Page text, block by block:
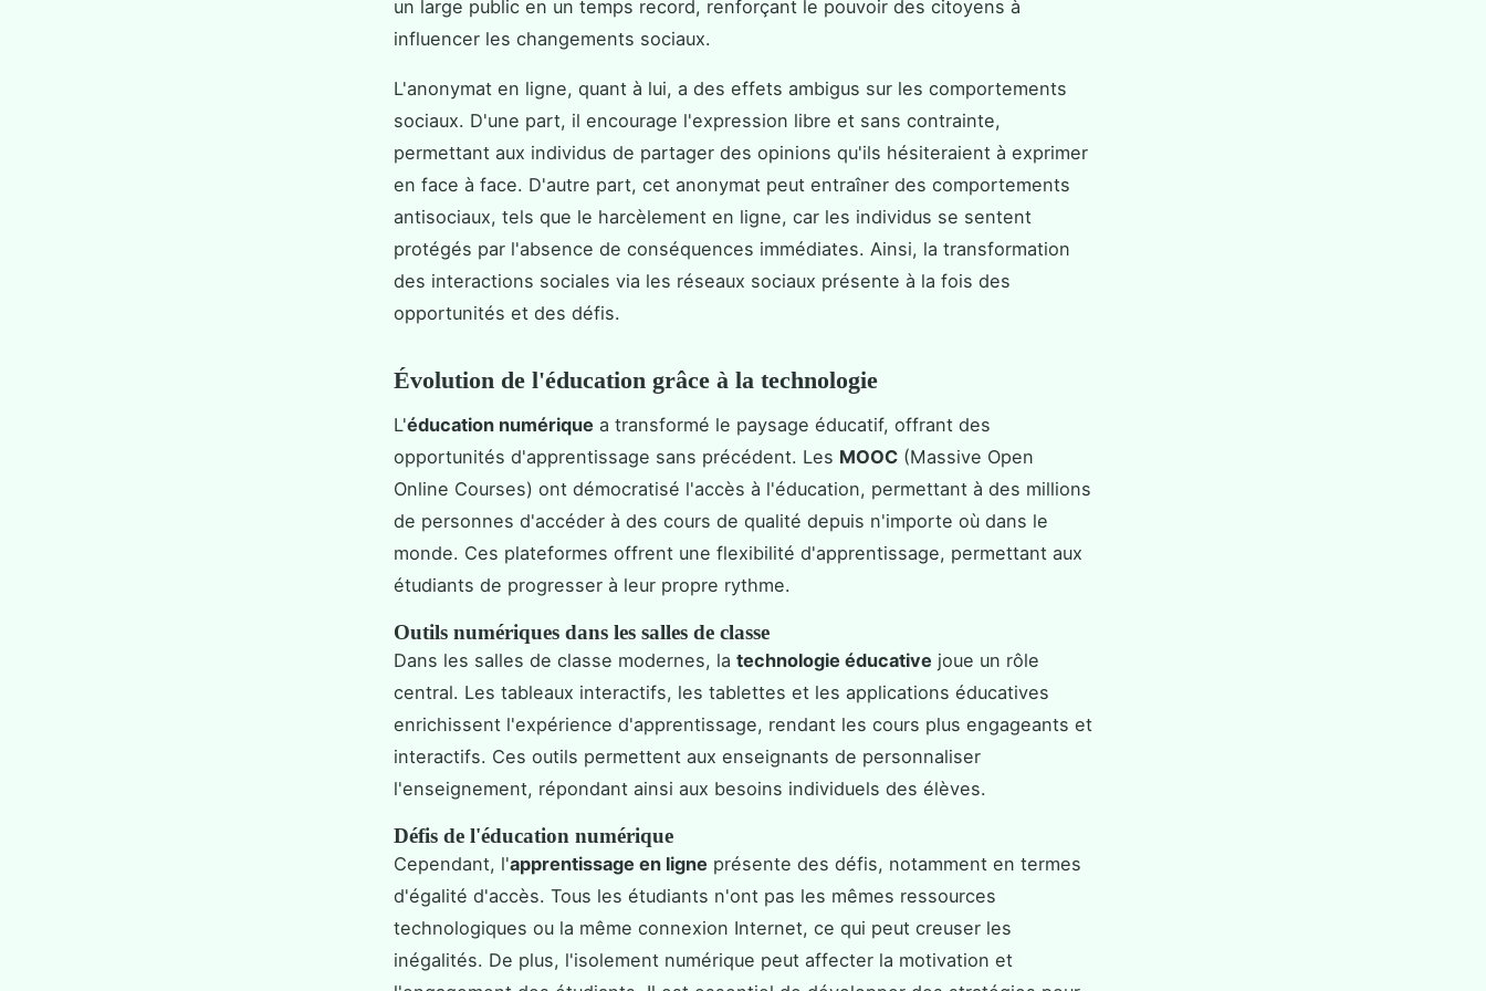
un large public en un temps record, renforçant le pouvoir des citoyens à
influencer les changements sociaux.
L'anonymat en ligne, quant à lui, a des effets ambigus sur les comportements
sociaux. D'une part, il encourage l'expression libre et sans contrainte,
permettant aux individus de partager des opinions qu'ils hésiteraient à exprimer
en face à face. D'autre part, cet anonymat peut entraîner des comportements
antisociaux, tels que le harcèlement en ligne, car les individus se sentent
protégés par l'absence de conséquences immédiates. Ainsi, la transformation
des interactions sociales via les réseaux sociaux présente à la fois des
opportunités et des défis.
Évolution de l'éducation grâce à la technologie
L'éducation numérique a transformé le paysage éducatif, offrant des
opportunités d'apprentissage sans précédent. Les MOOC (Massive Open
Online Courses) ont démocratisé l'accès à l'éducation, permettant à des millions
de personnes d'accéder à des cours de qualité depuis n'importe où dans le
monde. Ces plateformes offrent une flexibilité d'apprentissage, permettant aux
étudiants de progresser à leur propre rythme.
Outils numériques dans les salles de classe
Dans les salles de classe modernes, la technologie éducative joue un rôle
central. Les tableaux interactifs, les tablettes et les applications éducatives
enrichissent l'expérience d'apprentissage, rendant les cours plus engageants et
interactifs. Ces outils permettent aux enseignants de personnaliser
l'enseignement, répondant ainsi aux besoins individuels des élèves.
Défis de l'éducation numérique
Cependant, l'apprentissage en ligne présente des défis, notamment en termes
d'égalité d'accès. Tous les étudiants n'ont pas les mêmes ressources
technologiques ou la même connexion Internet, ce qui peut creuser les
inégalités. De plus, l'isolement numérique peut affecter la motivation et